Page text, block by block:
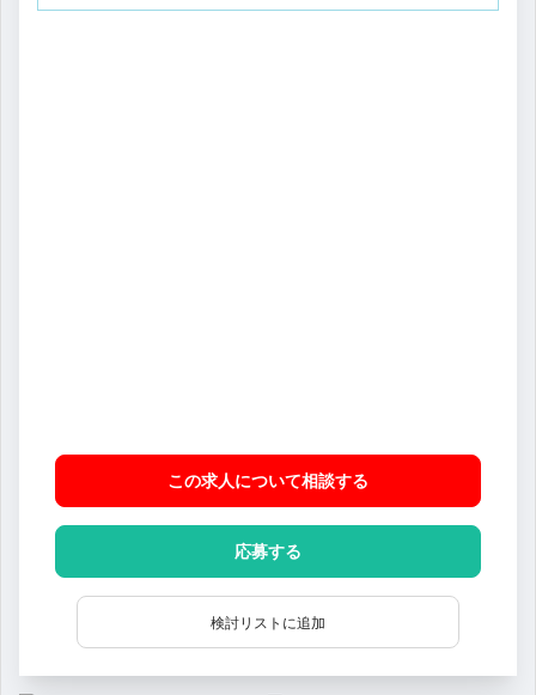
この求人について相談する
応募する
検討リストに追加